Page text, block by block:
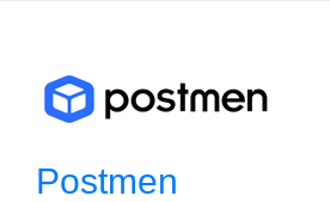
Postmen